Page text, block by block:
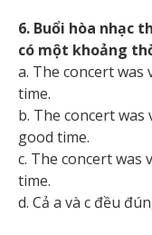
6. Buổi hòa nhạc
có một khoảng
a. The concert was
time.
b. The concert was
good time.
c. The concert was
time.
d. Cả a và c đều